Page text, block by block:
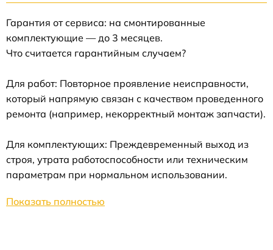
Гарантия от сервиса: на смонтированные
комплектующие — до 3 месяцев.
Что считается гарантийным случаем?
Для работ: Повторное проявление неисправности,
который напрямую связан с качеством проведенного
ремонта (например, некорректный монтаж запчасти).
Для комплектующих: Преждевременный выход из
строя, утрата работоспособности или техническим
параметрам при нормальном использовании.
Показать полностью